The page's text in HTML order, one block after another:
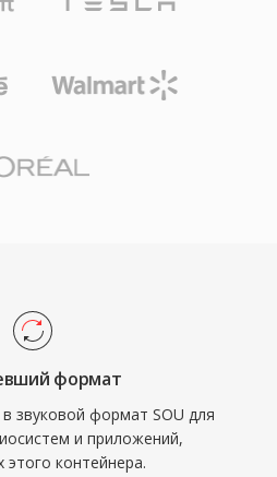
формат
звуковой формат SOU для
и приложений,
контейнера.